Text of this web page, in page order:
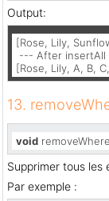
Output:
[Rose, Lily,
--- After
[Rose, Lily, A, B,
13.
void
Supprimer tous les
Par exemple :